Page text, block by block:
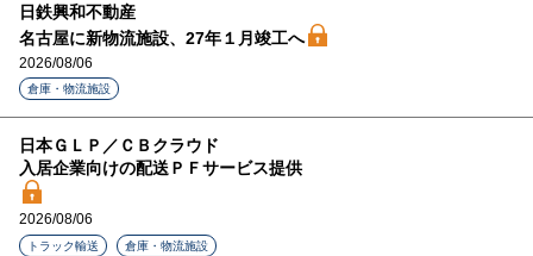
日鉄興和不動産
名古屋に新物流施設、27年１月竣工へ
2026/08/06
倉庫・物流施設
日本ＧＬＰ／ＣＢクラウド
入居企業向けの配送ＰＦサービス提供
2026/08/06
トラック輸送 倉庫・物流施設